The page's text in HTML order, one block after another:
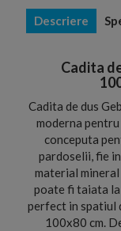
Descriere
Cadita
Cadita de dus
moderna
conceputa
pardoselii, fie
material mineral
poate fi taiata
perfect in spatiul
100x80 cm.